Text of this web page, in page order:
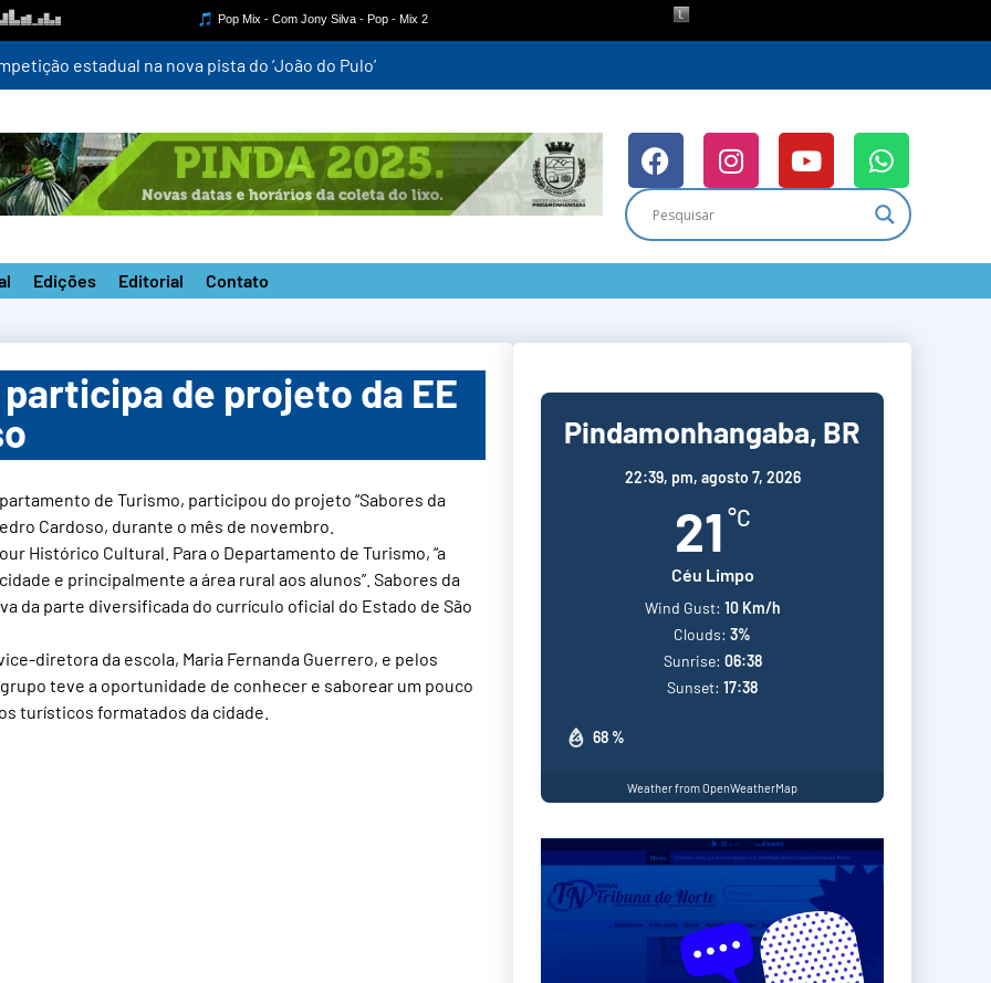
estadual na nova pista do ‘João do Pulo’
Edições Editorial Contato
de projeto da EE
de Turismo, participou do projeto “Sabores da
Cardoso, durante o mês de novembro.
Histórico Cultural. Para o Departamento de Turismo, “a
e principalmente a área rural aos alunos”. Sabores da
da parte diversificada do currículo oficial do Estado de São
diretora da escola, Maria Fernanda Guerrero, e pelos
teve a oportunidade de conhecer e saborear um pouco
turísticos formatados da cidade.
Pindamonhangaba, BR
22:39, pm, agosto 7, 2026
21 °C
Céu Limpo
68 %
Wind Gust: 10 Km/h
Clouds: 3%
Sunrise: 06:38
Sunset: 17:38
Weather from OpenWeatherMap